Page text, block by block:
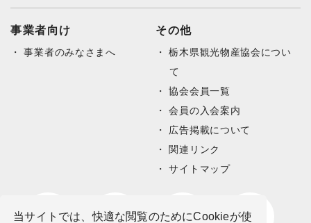
当サイトでは、快適な閲覧のためにCookieが使
事業者向け
事業者のみなさまへ
その他
栃木県観光物産協会につい
て
協会会員一覧
会員の入会案内
広告掲載について
関連リンク
サイトマップ